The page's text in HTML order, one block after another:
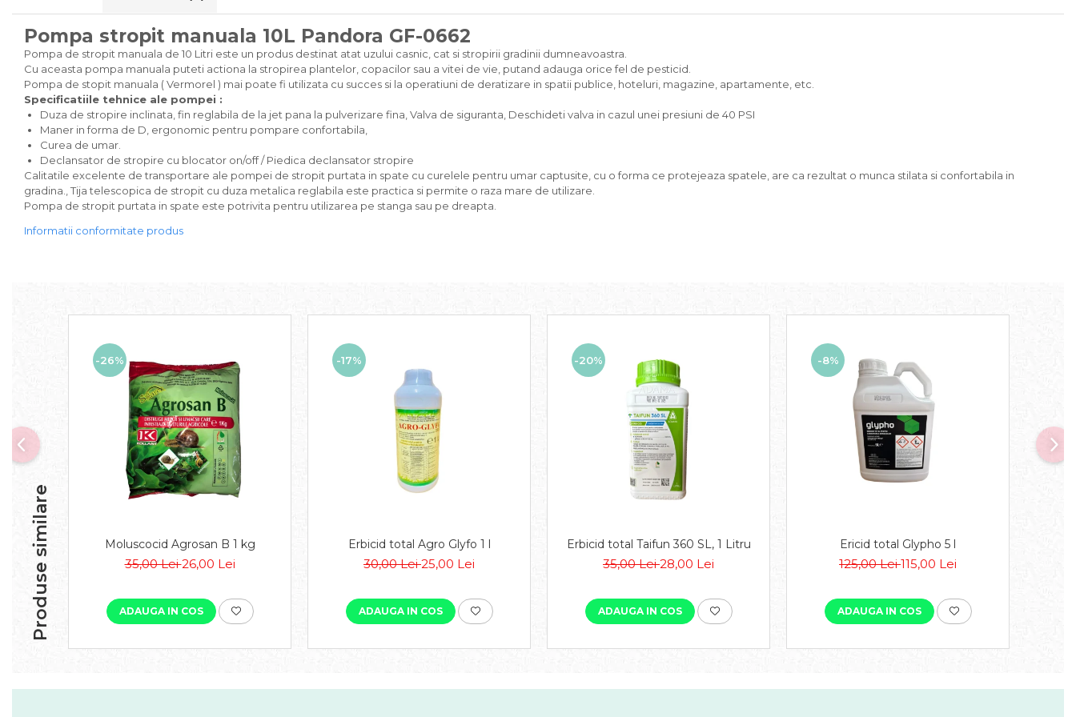
Pompa stropit manuala 10L Pandora GF-0662
Pompa de stropit manuala de 10 Litri este un produs destinat atat uzului casnic, cat si stropirii gradinii dumneavoastra.
Cu aceasta pompa manuala puteti actiona la stropirea plantelor, copacilor sau a vitei de vie, putand adauga orice fel de pesticid.
Pompa de stopit manuala ( Vermorel ) mai poate fi utilizata cu succes si la operatiuni de deratizare in spatii publice, hoteluri, magazine, apartamente, etc.
Specificatiile tehnice ale pompei :
Duza de stropire inclinata, fin reglabila de la jet pana la pulverizare fina, Valva de siguranta, Deschideti valva in cazul unei presiuni de 40 PSI
Maner in forma de D, ergonomic pentru pompare confortabila,
Curea de umar.
Declansator de stropire cu blocator on/off / Piedica declansator stropire
Calitatile excelente de transportare ale pompei de stropit purtata in spate cu curelele pentru umar captusite, cu o forma ce protejeaza spatele, are ca rezultat o munca stilata si confortabila in
gradina., Tija telescopica de stropit cu duza metalica reglabila este practica si permite o raza mare de utilizare.
Pompa de stropit purtata in spate este potrivita pentru utilizarea pe stanga sau pe dreapta.
Informatii conformitate produs
Produse similare
-26%
Moluscocid Agrosan B 1 kg
35,00 Lei26,00 Lei
ADAUGA IN COS
-17%
Erbicid total Agro Glyfo 1 l
30,00 Lei25,00 Lei
ADAUGA IN COS
-20%
Erbicid total Taifun 360 SL, 1 Litru
35,00 Lei28,00 Lei
ADAUGA IN COS
-8%
Ericid total Glypho 5 l
125,00 Lei115,00 Lei
ADAUGA IN COS